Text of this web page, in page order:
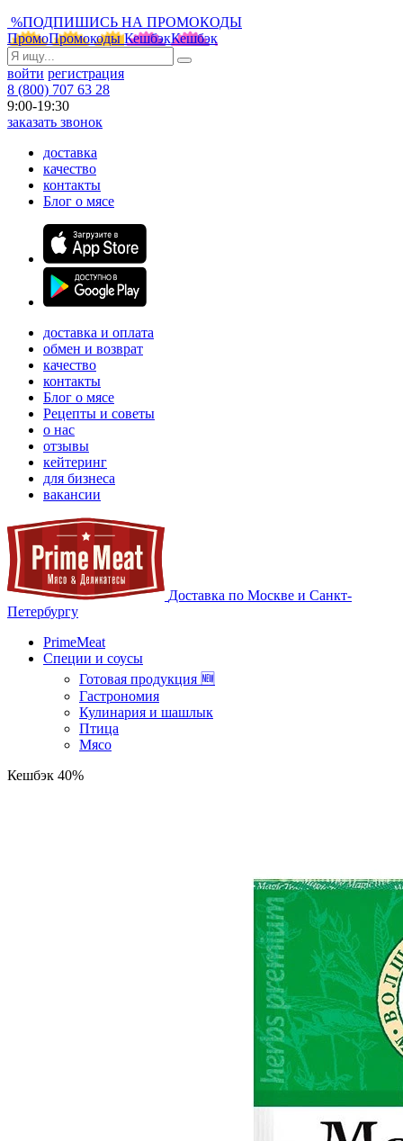
%ПОДПИШИСЬ НА ПРОМОКОДЫ
ПромоПромокоды КешбэкКешбэк
войти регистрация
8 (800) 707 63 28
9:00-19:30
заказать звонок
доставка
качество
контакты
Блог о мясе
доставка и оплата
обмен и возврат
качество
контакты
Блог о мясе
Рецепты и советы
о нас
отзывы
кейтеринг
для бизнеса
вакансии
Доставка по Москве и Санкт-
Петербургу
PrimeMeat
Специи и соусы
Готовая продукция 🆕
Гастрономия
Кулинария и шашлык
Птица
Мясо
Кешбэк 40%